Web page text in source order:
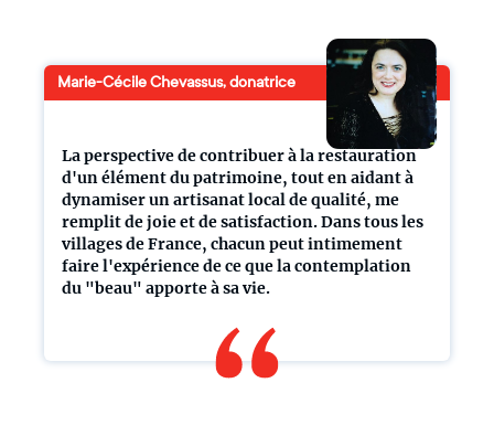
La perspective de contribuer à la restauration
d'un élément du patrimoine, tout en aidant à
dynamiser un artisanat local de qualité, me
remplit de joie et de satisfaction. Dans tous les
villages de France, chacun peut intimement
faire l'expérience de ce que la contemplation
du "beau" apporte à sa vie.
Marie-Cécile Chevassus, donatrice